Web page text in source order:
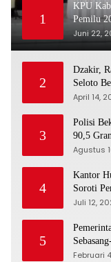
1
KPU
Pemilu
Juni 22,
2
Dzakir,
Seloto
KSB
April 14,
3
Polisi
90,5
Agustus
4
Kantor
Soroti
KCP
Juli 12,
5
Februari